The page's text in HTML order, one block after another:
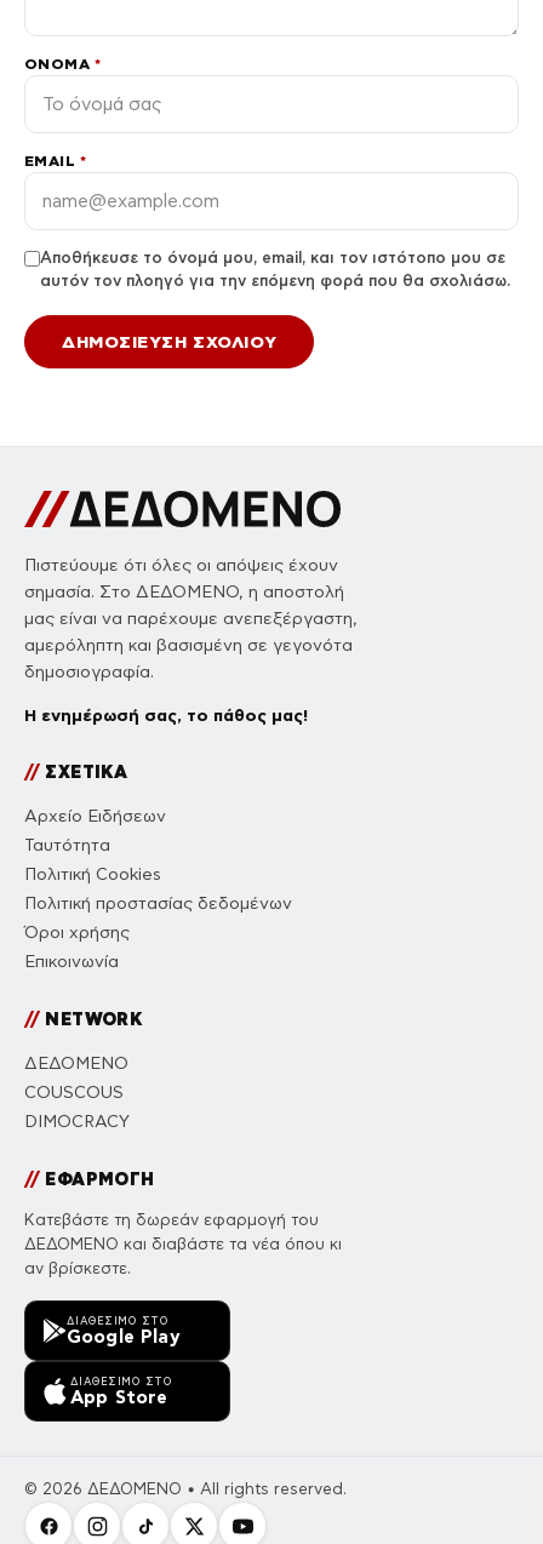
ΌΝΟΜΑ *
EMAIL *
Αποθήκευσε το όνομά μου, email, και τον ιστότοπο μου σε
αυτόν τον πλοηγό για την επόμενη φορά που θα σχολιάσω.
Πιστεύουμε ότι όλες οι απόψεις έχουν
σημασία. Στο ΔΕΔΟΜΕΝΟ, η αποστολή
μας είναι να παρέχουμε ανεπεξέργαστη,
αμερόληπτη και βασισμένη σε γεγονότα
δημοσιογραφία.
Η ενημέρωσή σας, το πάθος μας!
//ΣΧΕΤΙΚΑ
Αρχείο Ειδήσεων
Ταυτότητα
Πολιτική Cookies
Πολιτική προστασίας δεδομένων
Όροι χρήσης
Επικοινωνία
//NETWORK
ΔΕΔΟΜΕΝΟ
COUSCOUS
DIMOCRACY
//ΕΦΑΡΜΟΓΗ
Κατεβάστε τη δωρεάν εφαρμογή του
ΔΕΔΟΜΕΝΟ και διαβάστε τα νέα όπου κι
αν βρίσκεστε.
ΔΙΑΘΈΣΙΜΟ ΣΤΟ
Google Play
ΔΙΑΘΈΣΙΜΟ ΣΤΟ
App Store
© 2026 ΔΕΔΟΜΕΝΟ • All rights reserved.